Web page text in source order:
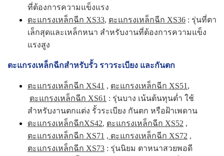
ที่ต้องการความแข็งแรง
ตะแกรงเหล็กฉีก XS33, ตะแกรงเหล็กฉีก XS36 : รุ่นที่ตา
เล็กสุดและเหล็กหนา สำหรับงานที่ต้องการความแข็ง
แรงสูง
ตะแกรงเหล็กฉีกสำหรับรั้ว ราวระเบียง และกันตก
ตะแกรงเหล็กฉีก XS41 , ตะแกรงเหล็กฉีก XS51 ,
ตะแกรงเหล็กฉีก XS61 : รุ่นบาง เน้นต้นทุนต่ำ ใช้
สำหรับงานตกแต่ง รั้วระเบียง กันตก หรือฝ้าเพดาน
ตะแกรงเหล็กฉีกXS42, ตะแกรงเหล็กฉีก XS52 ,
ตะแกรงเหล็กฉีก XS71 , ตะแกรงเหล็กฉีก XS72 ,
ตะแกรงเหล็กฉีก XS73 : รุ่นนิยม ตาหนาสวยพอดี